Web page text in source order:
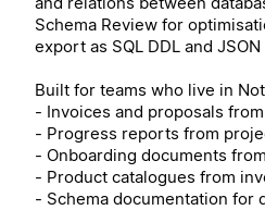
Schema Review for
export as SQL DDL and
Built for teams who live in
- Invoices and proposals
- Progress reports from
- Onboarding documents
- Product catalogues from
- Schema documentation for